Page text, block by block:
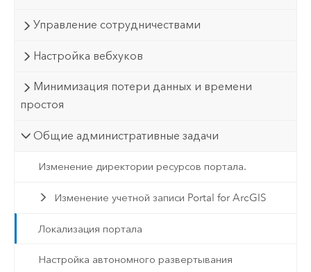
Управление сотрудничествами
Настройка вебхуков
Минимизация потери данных и времени
простоя
Общие административные задачи
Изменение директории ресурсов портала.
Изменение учетной записи Portal for ArcGIS
Локализация портала
Настройка автономного развертывания